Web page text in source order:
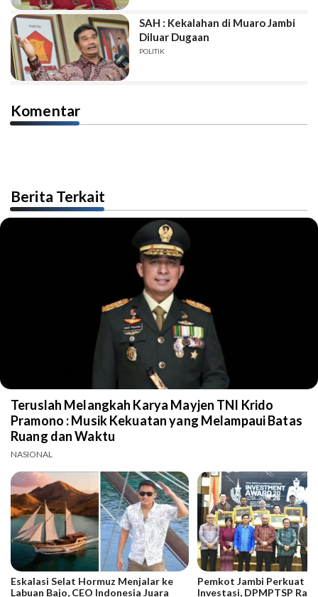
SAH : Kekalahan di Muaro Jambi
Diluar Dugaan
POLITIK
Komentar
Berita Terkait
Teruslah Melangkah Karya Mayjen TNI Krido
Pramono : Musik Kekuatan yang Melampaui Batas
Ruang dan Waktu
NASIONAL
Eskalasi Selat Hormuz Menjalar ke
Labuan Bajo, CEO Indonesia Juara
Pemkot Jambi Perkuat
Investasi, DPMPTSP